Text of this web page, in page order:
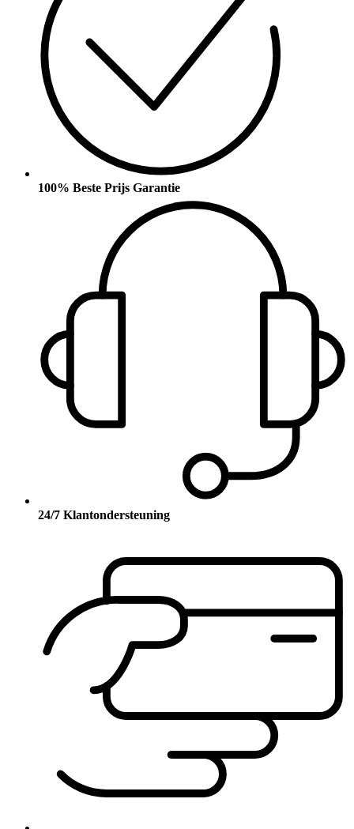
100% Beste Prijs Garantie
24/7 Klantondersteuning